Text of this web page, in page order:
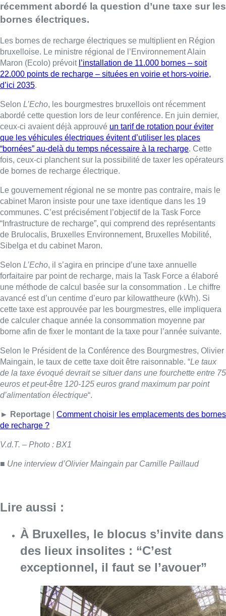
récemment abordé la question d’une taxe sur les
bornes électriques.
Les bornes de recharge électriques se multiplient en Région
bruxelloise. Le ministre régional de l’Environnement Alain
Maron (Ecolo) prévoit l’installation de 11.000 bornes – soit
22.000 points de recharge – situées en voirie et hors-voirie,
d’ici 2035.
Selon L’Echo, les bourgmestres bruxellois ont récemment
abordé cette question lors de leur conférence. En juin dernier,
ceux-ci avaient déjà approuvé un tarif de rotation pour éviter
que les véhicules électriques évitent d’utiliser les places
“bornées” au-delà du temps nécessaire à la recharge. Cette
fois, ceux-ci planchent sur la possibilité de taxer les opérateurs
de bornes de recharge électrique.
Le gouvernement régional ne se montre pas contraire, mais le
cabinet Maron insiste pour une taxe identique dans les 19
communes. C’est précisément l’objectif de la Task Force
“Infrastructure de recharge”, qui comprend des représentants
de Brulocalis, Bruxelles Environnement, Bruxelles Mobilité,
Sibelga et du cabinet Maron.
Selon L’Echo, il s’agira en principe d’une taxe annuelle
forfaitaire par point de recharge, mais la Task Force a élaboré
une méthode de calcul basée sur la consommation . Le chiffre
avancé est d’un centime d’euro par kilowattheure (kWh). Si
cette taxe est approuvée par les bourgmestres, elle impliquera
de calculer chaque année la consommation moyenne par
borne afin de fixer le montant de la taxe pour l’année suivante.
Selon le Président de la Conférence des Bourgmestres, Olivier
Maingain, le taux de cette taxe doit être raisonnable. “Le taux
de la taxe évoqué devrait se situer dans une fourchette entre 75
euros et peut-être 120-125 euros grand maximum par point
d’alimentation électrique“.
► Reportage
Comment choisir les emplacements des bornes
de recharge ?
V.d.T. – Photo : BX1
■ Une interview d’Olivier Maingain par Camille Paillaud
Lire aussi :
À Bruxelles, le blocus s’invite dans
des lieux insolites : “C’est
exceptionnel, il faut se l’avouer”